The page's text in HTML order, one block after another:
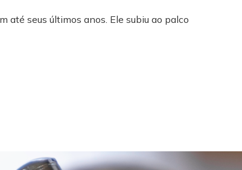
até seus últimos anos. Ele subiu ao palco